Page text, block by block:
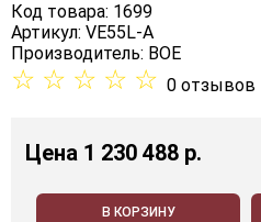
Код товара: 1699
Артикул: VE55L-A
Производитель: BOE
☆ ☆ ☆ ☆ ☆ 0 отзывов
Цена 1 230 488 p.
В КОРЗИНУ